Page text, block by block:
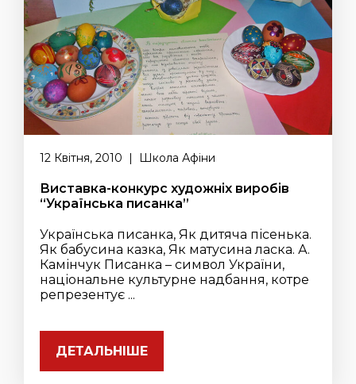
12 Квітня, 2010 | Школа Афіни
Виставка-конкурс художніх виробів
“Українська писанка”
Українська писанка, Як дитяча пісенька.
Як бабусина казка, Як матусина ласка. А.
Камінчук Писанка – символ України,
національне культурне надбання, котре
репрезентує ...
ДЕТАЛЬНІШЕ